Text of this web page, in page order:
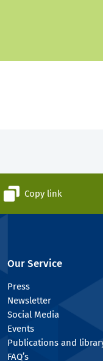
Copy link
Our Service
Press
Newsletter
Social Media
Events
Publications and
FAQ’s